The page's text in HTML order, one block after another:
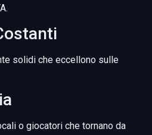
solidi che eccellono sulle
o giocatori che tornano da